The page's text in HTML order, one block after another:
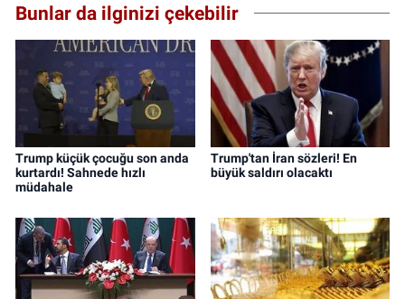
Bunlar da ilginizi çekebilir
Trump küçük çocuğu son anda
kurtardı! Sahnede hızlı
müdahale
Trump'tan İran sözleri! En
büyük saldırı olacaktı